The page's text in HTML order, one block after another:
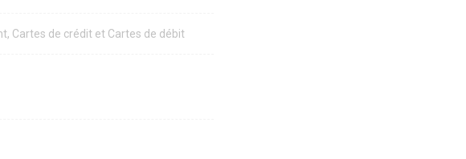
Cartes de crédit et Cartes de débit